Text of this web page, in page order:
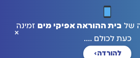
של בית ההוראה אפיקי מים זמינה
כעת לכולם ....
להורדה›
×